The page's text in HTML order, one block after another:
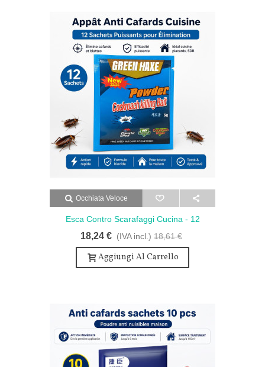
Occhiata Veloce
Esca Contro Scarafaggi Cucina - 12
Bustine Per La Tua Cucina
18,24 € (IVA incl.) 18,61 €
Aggiungi Al Carrello